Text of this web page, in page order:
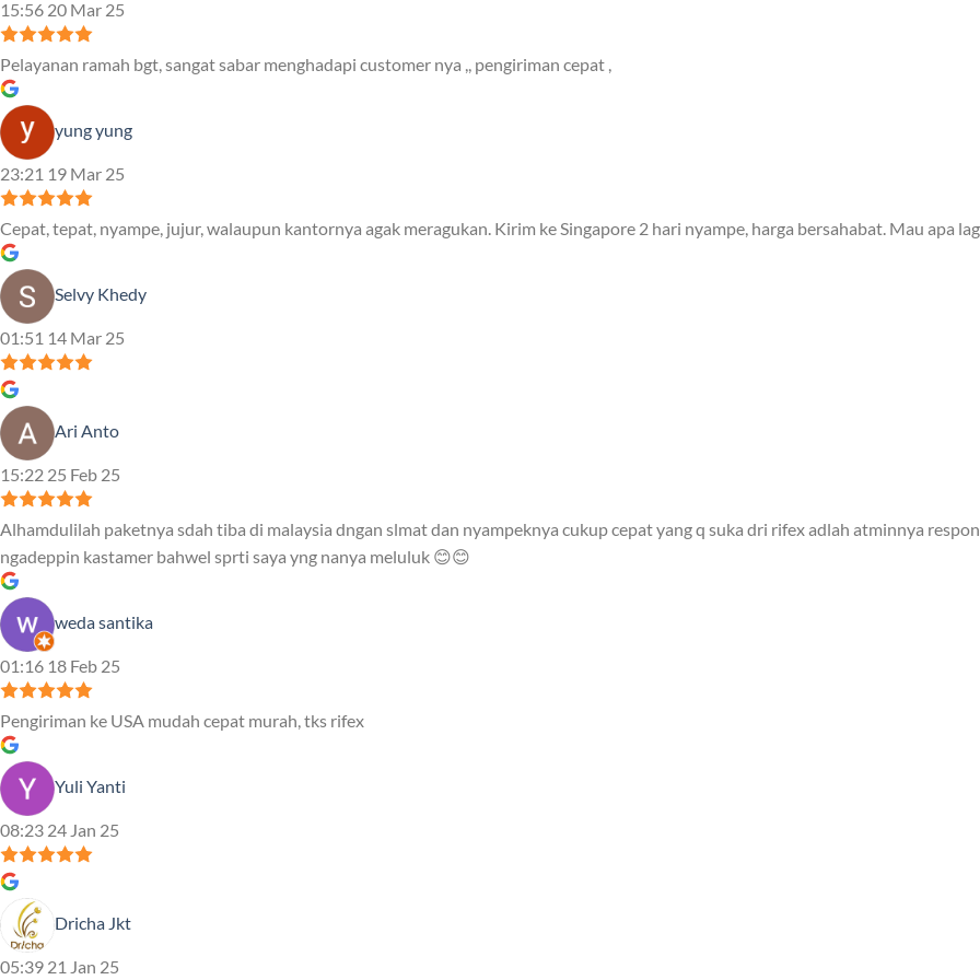
15:56 20 Mar 25
Pelayanan ramah bgt, sangat sabar menghadapi customer nya ,, pengiriman cepat ,
yung yung
23:21 19 Mar 25
Cepat, tepat, nyampe, jujur, walaupun kantornya agak meragukan. Kirim ke Singapore 2 hari nyampe, harga bersahabat. Mau apa
Selvy Khedy
01:51 14 Mar 25
Ari Anto
15:22 25 Feb 25
Alhamdulilah paketnya sdah tiba di malaysia dngan slmat dan nyampeknya cukup cepat yang q suka dri rifex adlah atminnya
ngadeppin kastamer bahwel sprti saya yng nanya meluluk 😊😊
weda santika
01:16 18 Feb 25
Pengiriman ke USA mudah cepat murah, tks rifex
Yuli Yanti
08:23 24 Jan 25
Dricha Jkt
05:39 21 Jan 25